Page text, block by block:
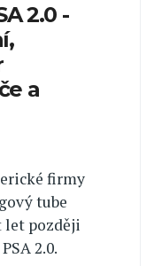
2.0 -
a
firmy
tube
let později
2.0.